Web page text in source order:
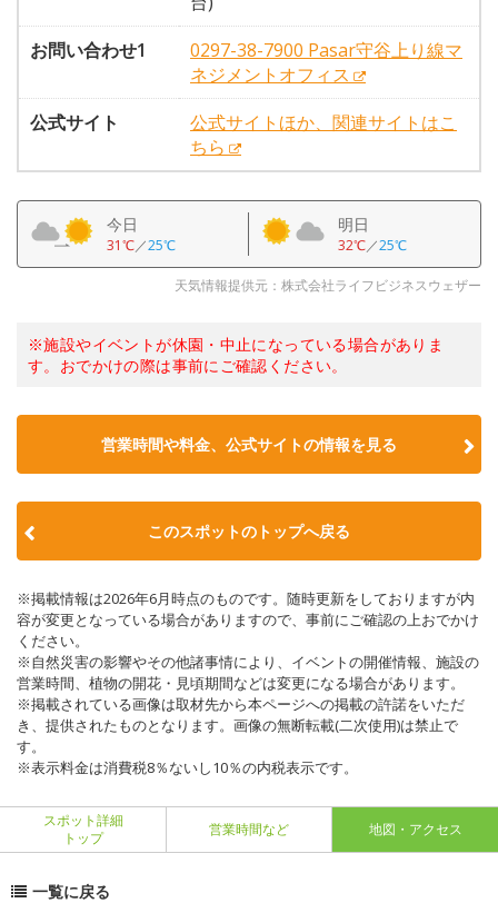
お問い合わせ1
0297-38-7900 Pasar守谷上り線マ
ネジメントオフィス
公式サイト
公式サイトほか、関連サイトはこ
ちら
今日
31℃／25℃
明日
32℃／25℃
天気情報提供元：株式会社ライフビジネスウェザー
※施設やイベントが休園・中止になっている場合がありま
す。おでかけの際は事前にご確認ください。
営業時間や料金、公式サイトの情報を見る
このスポットのトップへ戻る
※掲載情報は2026年6月時点のものです。随時更新をしておりますが内
容が変更となっている場合がありますので、事前にご確認の上おでかけ
ください。
※自然災害の影響やその他諸事情により、イベントの開催情報、施設の
営業時間、植物の開花・見頃期間などは変更になる場合があります。
※掲載されている画像は取材先から本ページへの掲載の許諾をいただ
き、提供されたものとなります。画像の無断転載(二次使用)は禁止で
す。
※表示料金は消費税8％ないし10％の内税表示です。
スポット詳細
トップ
営業時間など 地図・アクセス
一覧に戻る